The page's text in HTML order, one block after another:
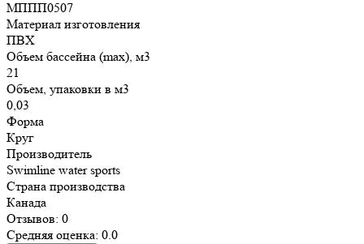
МППП0507
Материал изготовления
ПВХ
Объем бассейна (max), м3
21
Объем, упаковки в м3
0,03
Форма
Круг
Производитель
Swimline water sports
Страна производства
Канада
Отзывов: 0
Средняя оценка: 0.0